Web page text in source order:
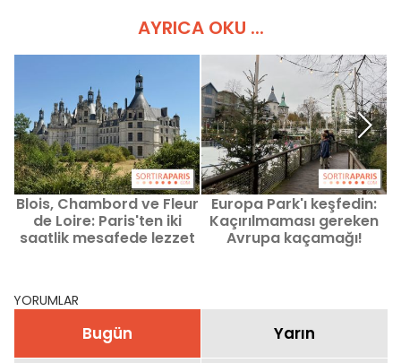
AYRICA OKU ...
Blois, Chambord ve Fleur
de Loire: Paris'ten iki
saatlik mesafede lezzet
Europa Park'ı keşfedin:
Kaçırılmaması gereken
Avrupa kaçamağı!
YORUMLAR
Bugün Yarın